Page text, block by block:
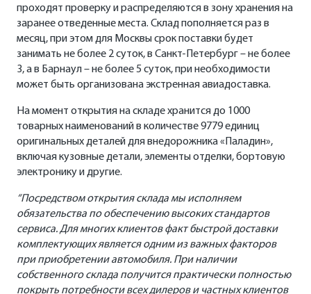
проходят проверку и распределяются в зону хранения на
заранее отведенные места. Склад пополняется раз в
месяц, при этом для Москвы срок поставки будет
занимать не более 2 суток, в Санкт-Петербург – не более
3, а в Барнаул – не более 5 суток, при необходимости
может быть организована экстренная авиадоставка.
На момент открытия на складе хранится до 1000
товарных наименований в количестве 9779 единиц
оригинальных деталей для внедорожника «Паладин»,
включая кузовные детали, элементы отделки, бортовую
электронику и другие.
“Посредством открытия склада мы исполняем
обязательства по обеспечению высоких стандартов
сервиса. Для многих клиентов факт быстрой доставки
комплектующих является одним из важных факторов
при приобретении автомобиля. При наличии
собственного склада получится практически полностью
покрыть потребности всех дилеров и частных клиентов